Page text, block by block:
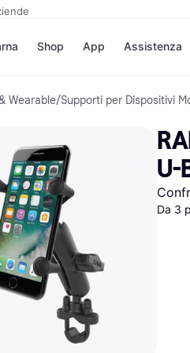
Opzioni di
Paga dopo 30 giorni
Shop
Negozi
Unieuro
Media
Zalando
App Assistenza
Wearable/Supporti per Dispositivi
U-
Da 3